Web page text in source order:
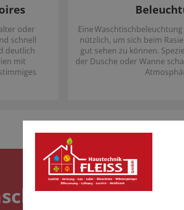
oder
schnell
deutlich
mit
Eine
nützlich, um sich beim
gut sehen zu können.
der Dusche oder Wanne